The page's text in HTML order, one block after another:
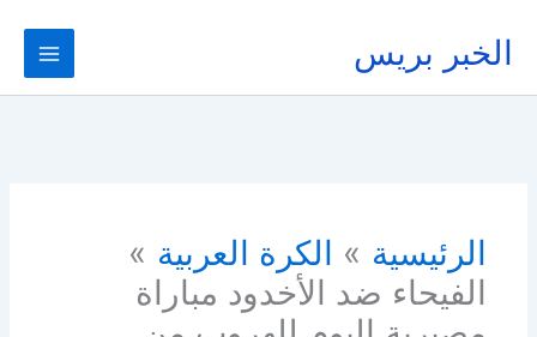
المحتوى
الخبر بريس
الرئيسية
الكرة العربية
الفيحاء ضد الأخدود مباراة